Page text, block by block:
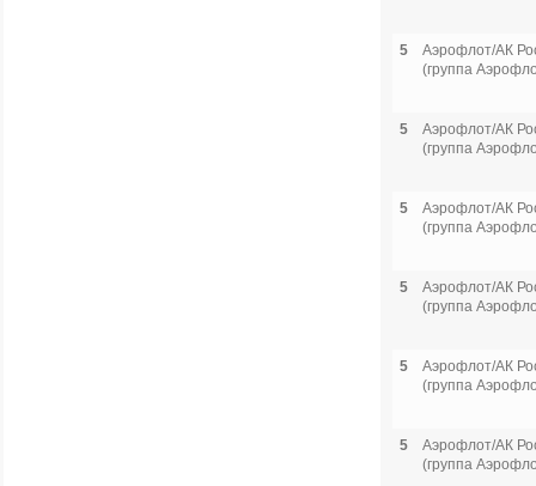
5
Аэрофлот/АК
(группа
5
Аэрофлот/АК
(группа
5
Аэрофлот/АК
(группа
5
Аэрофлот/АК
(группа
5
Аэрофлот/АК
(группа
5
Аэрофлот/АК
(группа